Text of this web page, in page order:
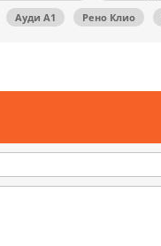
Ауди А1 Рено Клио